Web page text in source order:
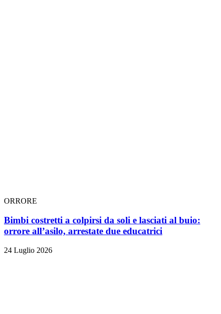
ORRORE
Bimbi costretti a colpirsi da soli e lasciati al buio:
orrore all’asilo, arrestate due educatrici
24 Luglio 2026